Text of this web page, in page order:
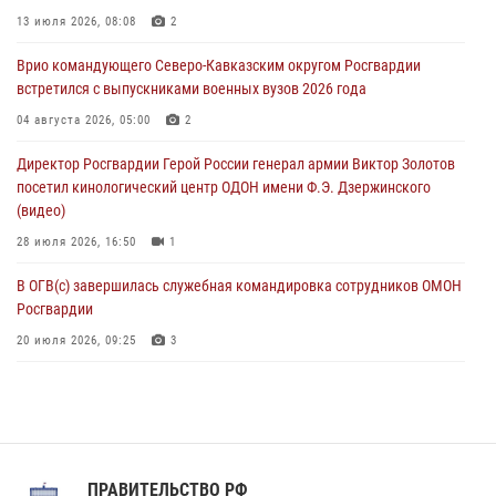
В ЛНР росгвардейцы провели тренировку по единоборствам для
08 августа 2026, 13:00 1
Сотрудники Росгвардии присоединились к утренней разминке у
08 августа 2026, 09:29
13 июля 2026, 08:08 2
Врио командующего Северо-Кавказским округом Росгвардии
встретился с выпускниками военных вузов 2026 года
04 августа 2026, 05:00 2
Директор Росгвардии Герой России генерал армии Виктор Золотов
посетил кинологический центр ОДОН имени Ф.Э. Дзержинского
(видео)
28 июля 2026, 16:50 1
В ОГВ(с) завершилась служебная командировка сотрудников ОМОН
Росгвардии
20 июля 2026, 09:25 3
ПРАВИТЕЛЬСТВО РФ